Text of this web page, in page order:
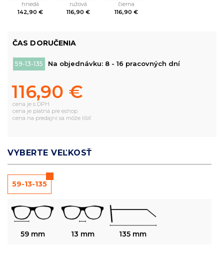
hnedá
142,90 €
ružová
116,90 €
čierna
116,90 €
ČAS DORUČENIA
59-13-135 Na objednávku: 8 - 16 pracovných dní
116,90 €
cena je s DPH
cena je platná pre eshop
cena na predajni sa môže líšiť
VYBERTE VEĽKOSŤ
59-13-135
59 mm 13 mm 135 mm